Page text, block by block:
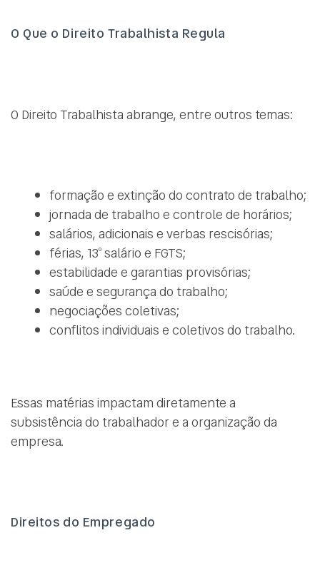
O Que o Direito Trabalhista Regula
O Direito Trabalhista abrange, entre outros temas:
formação e extinção do contrato de trabalho;
jornada de trabalho e controle de horários;
salários, adicionais e verbas rescisórias;
férias, 13º salário e FGTS;
estabilidade e garantias provisórias;
saúde e segurança do trabalho;
negociações coletivas;
conflitos individuais e coletivos do trabalho.
Essas matérias impactam diretamente a
subsistência do trabalhador e a organização da
empresa.
Direitos do Empregado